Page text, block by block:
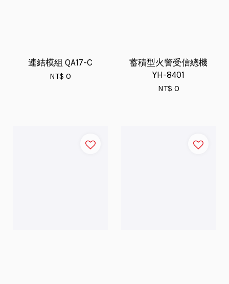
連結模組 QA17-C
NT$ 0
蓄積型火警受信總機
YH-8401
NT$ 0